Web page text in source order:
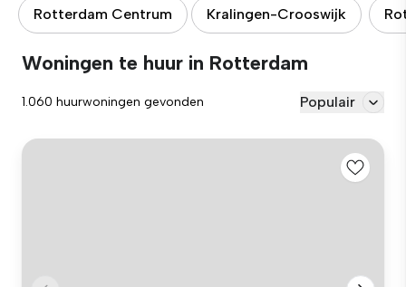
Rotterdam Centrum Kralingen-Crooswijk
Woningen te huur in Rotterdam
1.060 huurwoningen gevonden Populair